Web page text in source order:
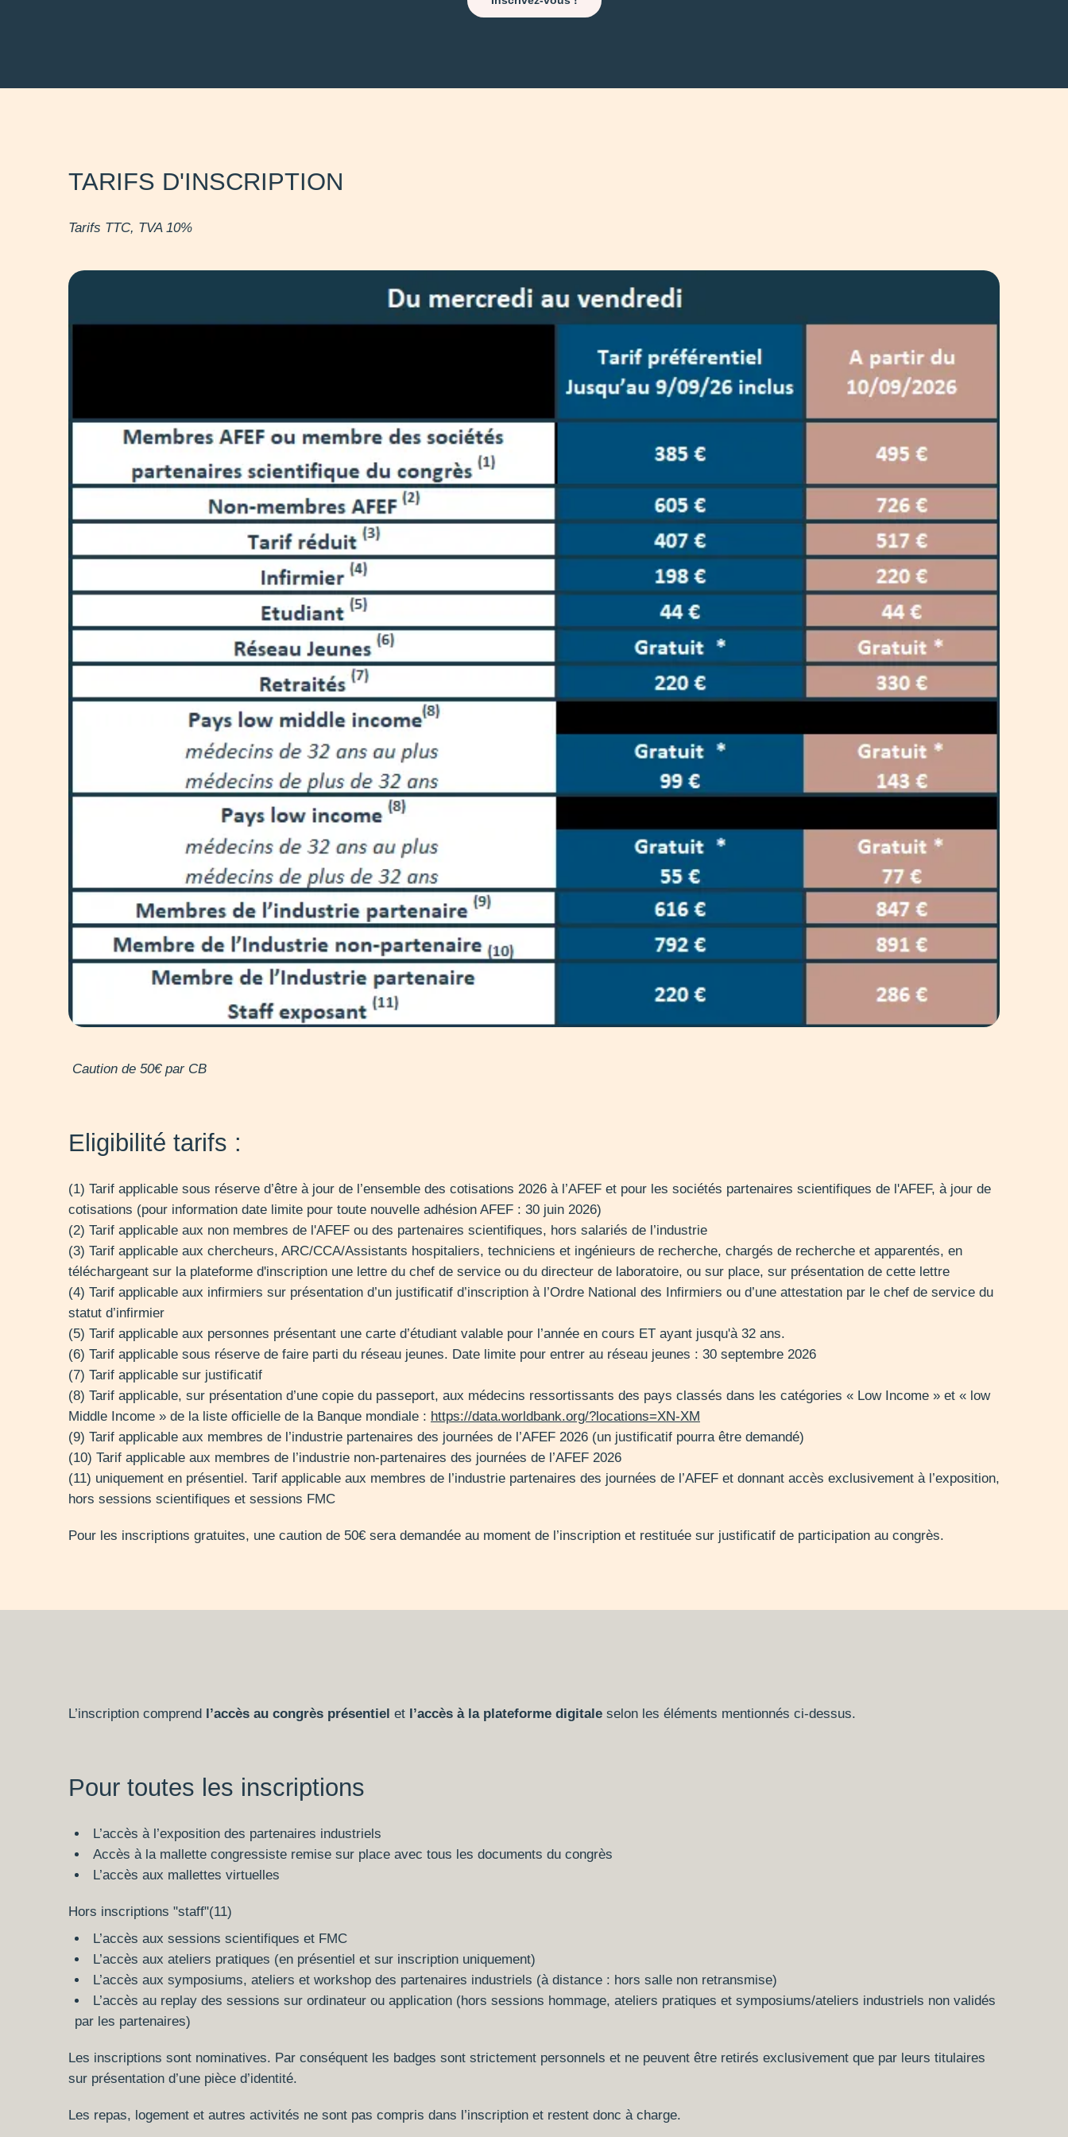
TARIFS D'INSCRIPTION
Tarifs TTC, TVA 10%
Caution de 50€ par CB
Eligibilité tarifs :
(1) Tarif applicable sous réserve d’être à jour de l’ensemble des cotisations 2026 à l’AFEF et pour les sociétés partenaires scientifiques de l'AFEF, à jour de
cotisations (pour information date limite pour toute nouvelle adhésion AFEF : 30 juin 2026)
(2) Tarif applicable aux non membres de l'AFEF ou des partenaires scientifiques, hors salariés de l’industrie
(3) Tarif applicable aux chercheurs, ARC/CCA/Assistants hospitaliers, techniciens et ingénieurs de recherche, chargés de recherche et apparentés, en
téléchargeant sur la plateforme d'inscription une lettre du chef de service ou du directeur de laboratoire, ou sur place, sur présentation de cette lettre
(4) Tarif applicable aux infirmiers sur présentation d’un justificatif d’inscription à l’Ordre National des Infirmiers ou d’une attestation par le chef de service du
statut d’infirmier
(5) Tarif applicable aux personnes présentant une carte d’étudiant valable pour l’année en cours ET ayant jusqu'à 32 ans.
(6) Tarif applicable sous réserve de faire parti du réseau jeunes. Date limite pour entrer au réseau jeunes : 30 septembre 2026
(7) Tarif applicable sur justificatif
(8) Tarif applicable, sur présentation d’une copie du passeport, aux médecins ressortissants des pays classés dans les catégories « Low Income » et « low
Middle Income » de la liste officielle de la Banque mondiale : https://data.worldbank.org/?locations=XN-XM
(9) Tarif applicable aux membres de l’industrie partenaires des journées de l’AFEF 2026 (un justificatif pourra être demandé)
(10) Tarif applicable aux membres de l’industrie non-partenaires des journées de l’AFEF 2026
(11) uniquement en présentiel. Tarif applicable aux membres de l’industrie partenaires des journées de l’AFEF et donnant accès exclusivement à l’exposition,
hors sessions scientifiques et sessions FMC
Pour les inscriptions gratuites, une caution de 50€ sera demandée au moment de l’inscription et restituée sur justificatif de participation au congrès.
L’inscription comprend l’accès au congrès présentiel et l’accès à la plateforme digitale selon les éléments mentionnés ci-dessus.
Pour toutes les inscriptions
L’accès à l’exposition des partenaires industriels
Accès à la mallette congressiste remise sur place avec tous les documents du congrès
L’accès aux mallettes virtuelles
Hors inscriptions "staff"(11)
L’accès aux sessions scientifiques et FMC
L’accès aux ateliers pratiques (en présentiel et sur inscription uniquement)
L’accès aux symposiums, ateliers et workshop des partenaires industriels (à distance : hors salle non retransmise)
L’accès au replay des sessions sur ordinateur ou application (hors sessions hommage, ateliers pratiques et symposiums/ateliers industriels non validés
par les partenaires)
Les inscriptions sont nominatives. Par conséquent les badges sont strictement personnels et ne peuvent être retirés exclusivement que par leurs titulaires
sur présentation d’une pièce d’identité.
Les repas, logement et autres activités ne sont pas compris dans l’inscription et restent donc à charge.